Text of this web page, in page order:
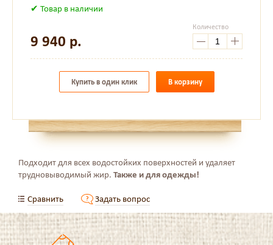
✔ Товар в наличии
9 940 р.
Количество
Купить в один клик В корзину
Подходит для всех водостойких поверхностей и удаляет
трудновыводимый жир. Также и для одежды!
Сравнить Задать вопрос